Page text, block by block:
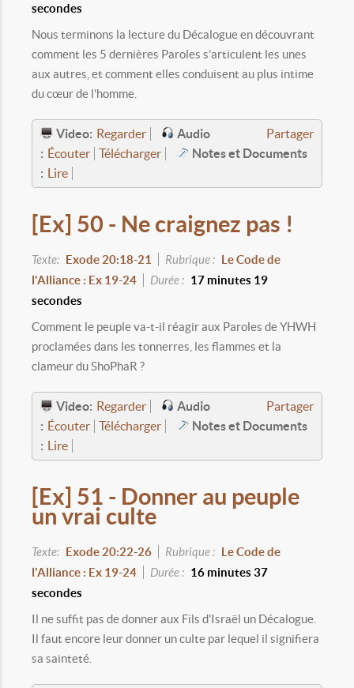
secondes
Nous terminons la lecture du Décalogue en découvrant
comment les 5 dernières Paroles s'articulent les unes
aux autres, et comment elles conduisent au plus intime
du cœur de l'homme.
Partager
Video: Regarder
Audio
: Écouter Télécharger
Notes et Documents
:
Lire
[Ex] 50 - Ne craignez pas !
Texte: Exode 20:18-21 Rubrique : Le Code de
l'Alliance : Ex 19-24
Durée : 17 minutes 19
secondes
Comment le peuple va-t-il réagir aux Paroles de YHWH
proclamées dans les tonnerres, les flammes et la
clameur du ShoPhaR ?
Partager
Video: Regarder
Audio
: Écouter Télécharger
Notes et Documents
:
Lire
[Ex] 51 - Donner au peuple
un vrai culte
Texte: Exode 20:22-26 Rubrique : Le Code de
l'Alliance : Ex 19-24
Durée : 16 minutes 37
secondes
Il ne suffit pas de donner aux Fils d'Israël un Décalogue.
Il faut encore leur donner un culte par lequel il signifiera
sa sainteté.